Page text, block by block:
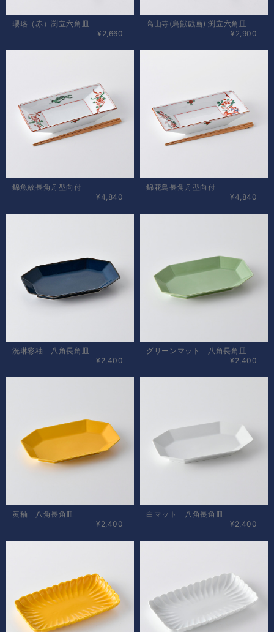
瓔珞（赤）渕立六角皿
¥2,660
高山寺(鳥獣戯画) 渕立六角皿
¥2,900
錦魚紋長角舟型向付
¥4,840
錦花鳥長角舟型向付
¥4,840
洸琳彩秞 八角長角皿
¥2,400
グリーンマット 八角長角皿
¥2,400
黄秞 八角長角皿
¥2,400
白マット 八角長角皿
¥2,400